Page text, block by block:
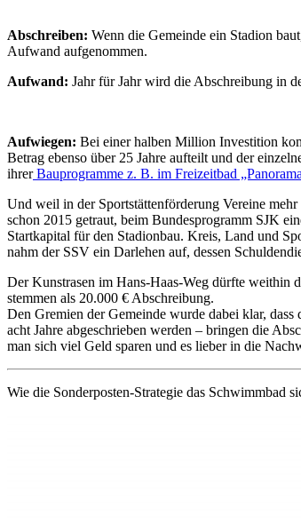
Abschreiben: Wenn die Gemeinde ein Stadion
Aufwand aufgenommen.
Aufwand: Jahr für Jahr wird die Abschreibung in
Aufwiegen: Bei einer halben Million Investition
Betrag ebenso über 25 Jahre aufteilt und der
ihrerBauprogramme z. B. im Freizeitbad
Und weil in der Sportstättenförderung Vereine
schon 2015 getraut, beim Bundesprogramm SJK
Startkapital für den Stadionbau. Kreis, Land und
nahm der SSV ein Darlehen auf, dessen
Der Kunstrasen im Hans-Haas-Weg dürfte weithin
stemmen als 20.000 € Abschreibung.
Den Gremien der Gemeinde wurde dabei klar,
acht Jahre abgeschrieben werden – bringen die
man sich viel Geld sparen und es lieber in die
Wie die Sonderposten-Strategie das Schwimmbad